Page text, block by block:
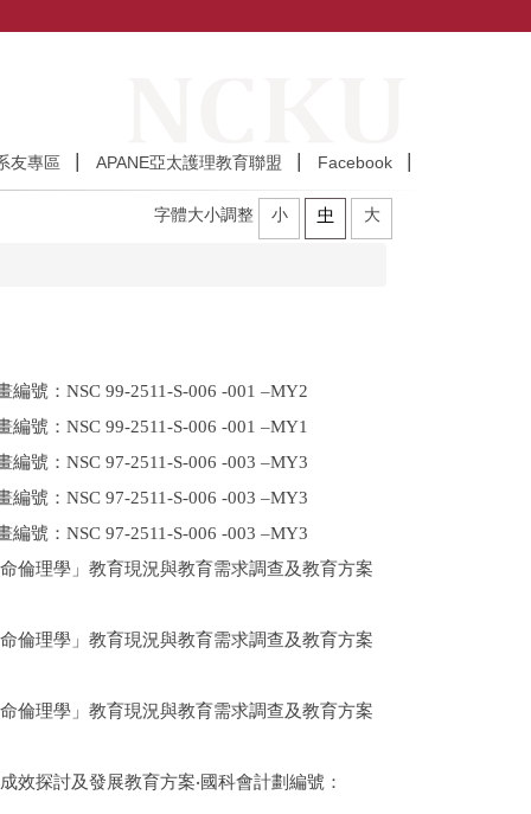
友專區 APANE亞太護理教育聯盟 Facebook
字體大小調整 小 中 大
號：NSC 99-2511-S-006 -001 –MY2
號：NSC 99-2511-S-006 -001 –MY1
號：NSC 97-2511-S-006 -003 –MY3
號：NSC 97-2511-S-006 -003 –MY3
號：NSC 97-2511-S-006 -003 –MY3
倫理學」教育現況與教育需求調查及教育方案
倫理學」教育現況與教育需求調查及教育方案
倫理學」教育現況與教育需求調查及教育方案
效探討及發展教育方案‧國科會計劃編號：